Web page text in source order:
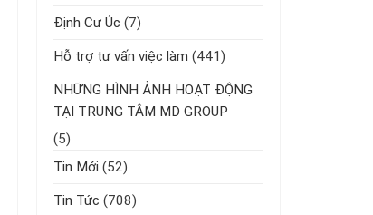
Định Cư Úc (7)
Hỗ trợ tư vấn việc làm (441)
NHỮNG HÌNH ẢNH HOẠT ĐỘNG
TẠI TRUNG TÂM MD GROUP
(5)
Tin Mới (52)
Tin Tức (708)